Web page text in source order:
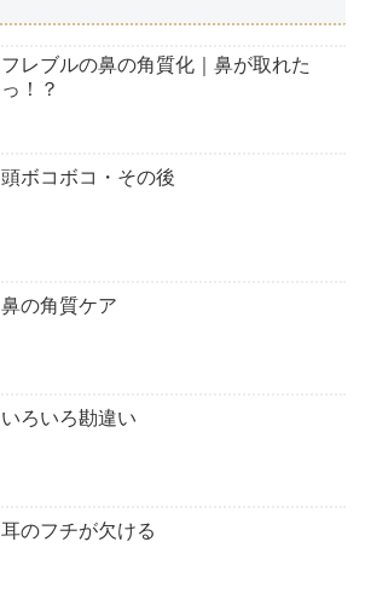
フレブルの鼻の角質化｜鼻が取れた
っ！？
頭ボコボコ・その後
鼻の角質ケア
いろいろ勘違い
耳のフチが欠ける